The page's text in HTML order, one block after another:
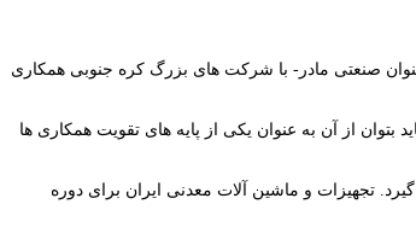
صنعتی مادر- با شرکت های بزرگ کره جنوبی همکاری
از آن به عنوان یکی از پایه های تقویت همکاری ها
تجهیزات و ماشین آلات معدنی ایران برای دوره